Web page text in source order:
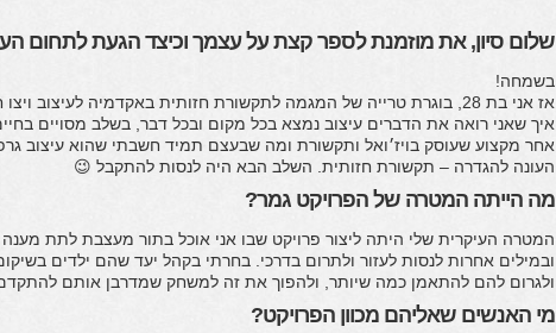
שלום סיון, את מוזמנת לספר קצת על עצמך וכיצד הגעת לתחום
בשמחה!
אז אני בת 28, בוגרת טרייה של המגמה לתקשורת חזותית באקדמיה לעיצוב ויצו חיפה.
איך שאני רואה את הדברים עיצוב נמצא בכל מקום ובכל דבר, בשלב מסויים
אחר מקצוע שעוסק בויז׳ואל ותקשורת ומה שבעצם תמיד חשבתי שהוא עיצוב
העונה להגדרה – תקשורת חזותית. השלב הבא היה לנסות להתקבל 😉
מה הייתה המטרה של הפרויקט גמר?
המטרה העיקרית שלי היתה ליצור פרויקט שבו אני אוכל בתור מעצבת לתת מענה
ובמילים אחרות לנסות לעזור ולתרום בדרכי. בחרתי בקהל יעד שהם ילדים
ולגרום להם להתאמן כמה שיותר, ולהפוך את זה למשחק שמדרבן אותם
מי האנשים שאליהם מכוון הפרויקט?